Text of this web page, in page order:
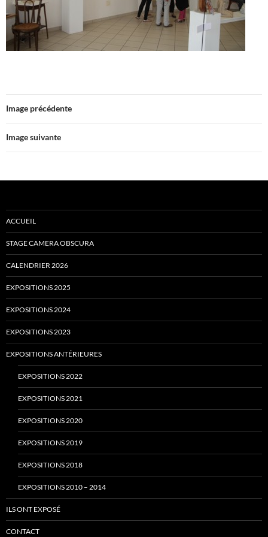
Image précédente
Image suivante
ACCUEIL
STAGE CAMERA OBSCURA
CALENDRIER 2026
EXPOSITIONS 2025
EXPOSITIONS 2024
EXPOSITIONS 2023
EXPOSITIONS ANTÉRIEURES
EXPOSITIONS 2022
EXPOSITIONS 2021
EXPOSITIONS 2020
EXPOSITIONS 2019
EXPOSITIONS 2018
EXPOSITIONS 2010 – 2014
ILS ONT EXPOSÉ
CONTACT